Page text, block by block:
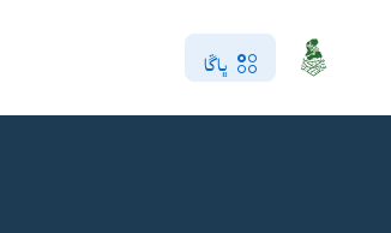
ڀاڱا